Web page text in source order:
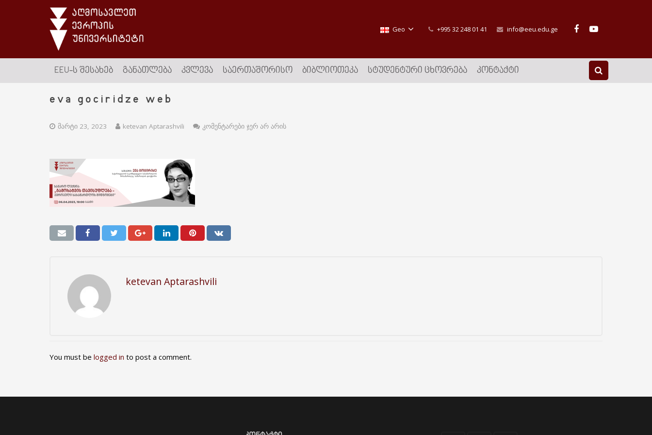
Geo +995 32 248 01 41 info@eeu.edu.ge
EEU-Ს ᲨᲔᲡᲐᲮᲔᲑ ᲒᲐᲜᲐᲗᲚᲔᲑᲐ ᲙᲕᲚᲔᲕᲐ ᲡᲐᲔᲠᲗᲐᲨᲝᲠᲘᲡᲝ ᲑᲘᲑᲚᲘᲝᲗᲔᲙᲐ ᲡᲢᲣᲓᲔᲜᲢᲣᲠᲘ ᲪᲮᲝᲕᲠᲔᲑᲐ ᲙᲝᲜᲢᲐᲥᲢᲘ
eva gociridze web
მარტი 23, 2023 ketevan Aptarashvili კომენტარები ჯერ არ არის
ketevan Aptarashvili
You must be logged in to post a comment.